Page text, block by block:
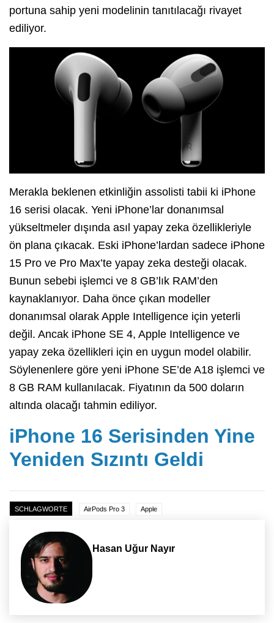
portuna sahip yeni modelinin tanıtılacağı rivayet
ediliyor.
Merakla beklenen etkinliğin assolisti tabii ki iPhone
16 serisi olacak. Yeni iPhone’lar donanımsal
yükseltmeler dışında asıl yapay zeka özellikleriyle
ön plana çıkacak. Eski iPhone’lardan sadece iPhone
15 Pro ve Pro Max’te yapay zeka desteği olacak.
Bunun sebebi işlemci ve 8 GB’lık RAM’den
kaynaklanıyor. Daha önce çıkan modeller
donanımsal olarak Apple Intelligence için yeterli
değil. Ancak iPhone SE 4, Apple Intelligence ve
yapay zeka özellikleri için en uygun model olabilir.
Söylenenlere göre yeni iPhone SE’de A18 işlemci ve
8 GB RAM kullanılacak. Fiyatının da 500 doların
altında olacağı tahmin ediliyor.
iPhone 16 Serisinden Yine
Yeniden Sızıntı Geldi
SCHLAGWORTE AirPods Pro 3 Apple
Hasan Uğur Nayır